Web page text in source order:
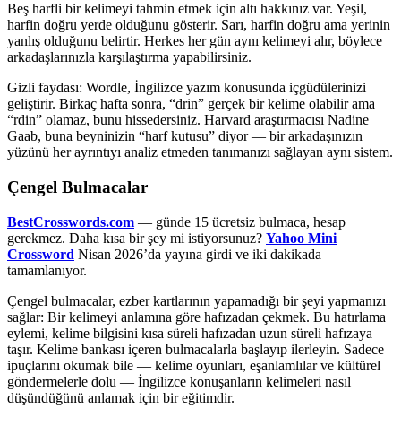
Beş harfli bir kelimeyi tahmin etmek için altı hakkınız var. Yeşil,
harfin doğru yerde olduğunu gösterir. Sarı, harfin doğru ama yerinin
yanlış olduğunu belirtir. Herkes her gün aynı kelimeyi alır, böylece
arkadaşlarınızla karşılaştırma yapabilirsiniz.
Gizli faydası: Wordle, İngilizce yazım konusunda içgüdülerinizi
geliştirir. Birkaç hafta sonra, “drin” gerçek bir kelime olabilir ama
“rdin” olamaz, bunu hissedersiniz. Harvard araştırmacısı Nadine
Gaab, buna beyninizin “harf kutusu” diyor — bir arkadaşınızın
yüzünü her ayrıntıyı analiz etmeden tanımanızı sağlayan aynı sistem.
Çengel Bulmacalar
BestCrosswords.com — günde 15 ücretsiz bulmaca, hesap
gerekmez. Daha kısa bir şey mi istiyorsunuz? Yahoo Mini
Crossword Nisan 2026’da yayına girdi ve iki dakikada
tamamlanıyor.
Çengel bulmacalar, ezber kartlarının yapamadığı bir şeyi yapmanızı
sağlar: Bir kelimeyi anlamına göre hafızadan çekmek. Bu hatırlama
eylemi, kelime bilgisini kısa süreli hafızadan uzun süreli hafızaya
taşır. Kelime bankası içeren bulmacalarla başlayıp ilerleyin. Sadece
ipuçlarını okumak bile — kelime oyunları, eşanlamlılar ve kültürel
göndermelerle dolu — İngilizce konuşanların kelimeleri nasıl
düşündüğünü anlamak için bir eğitimdir.